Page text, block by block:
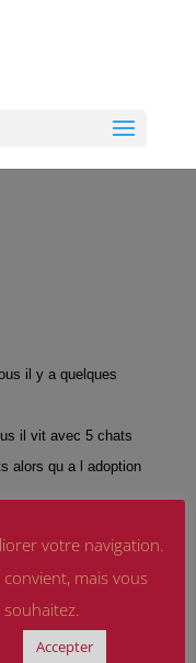
il y a quelques
il vit avec 5 chats
alors qu a l adoption
est trés fugueur par
désolée pour le
il faut que je leur
votre navigation.
mais vous
Accepter